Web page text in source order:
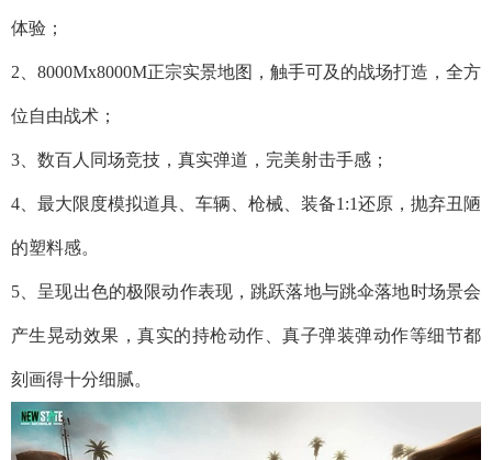
体验；
2、8000Mx8000M正宗实景地图，触手可及的战场打造，全方
位自由战术；
3、数百人同场竞技，真实弹道，完美射击手感；
4、最大限度模拟道具、车辆、枪械、装备1:1还原，抛弃丑陋
的塑料感。
5、呈现出色的极限动作表现，跳跃落地与跳伞落地时场景会
产生晃动效果，真实的持枪动作、真子弹装弹动作等细节都
刻画得十分细腻。